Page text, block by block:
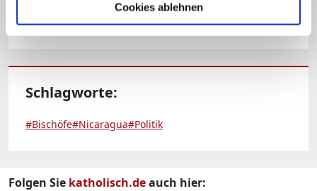
Cookies ablehnen
Schlagworte:
#Bischöfe#Nicaragua#Politik
Folgen Sie katholisch.deauch hier: